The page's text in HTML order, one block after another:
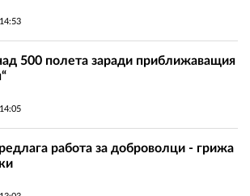
14:53
500 полета заради приближаващия
14:05
работа за доброволци - грижа